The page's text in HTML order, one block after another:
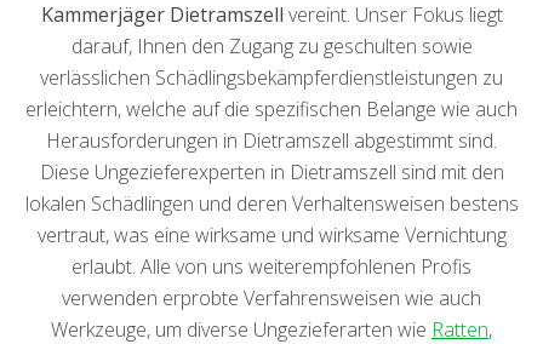
Kammerjäger Dietramszell vereint. Unser Fokus liegt
darauf, Ihnen den Zugang zu geschulten sowie
verlässlichen Schädlingsbekämpferdienstleistungen zu
erleichtern, welche auf die spezifischen Belange wie auch
Herausforderungen in Dietramszell abgestimmt sind.
Diese Ungezieferexperten in Dietramszell sind mit den
lokalen Schädlingen und deren Verhaltensweisen bestens
vertraut, was eine wirksame und wirksame Vernichtung
erlaubt. Alle von uns weiterempfohlenen Profis
verwenden erprobte Verfahrensweisen wie auch
Werkzeuge, um diverse Ungezieferarten wie Ratten,